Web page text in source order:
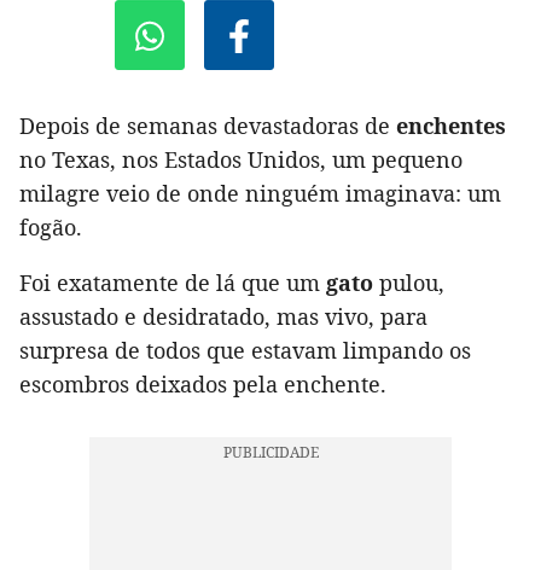
Depois de semanas devastadoras de enchentes
no Texas, nos Estados Unidos, um pequeno
milagre veio de onde ninguém imaginava: um
fogão.
Foi exatamente de lá que um gato pulou,
assustado e desidratado, mas vivo, para
surpresa de todos que estavam limpando os
escombros deixados pela enchente.